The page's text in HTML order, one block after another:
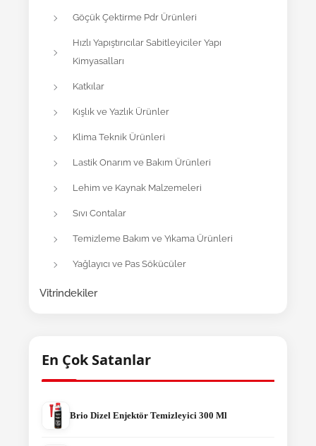
Göçük Çektirme Pdr Ürünleri
Hızlı Yapıştırıcılar Sabitleyiciler Yapı
Kimyasalları
Katkılar
Kışlık ve Yazlık Ürünler
Klima Teknik Ürünleri
Lastik Onarım ve Bakım Ürünleri
Lehim ve Kaynak Malzemeleri
Sıvı Contalar
Temizleme Bakım ve Yıkama Ürünleri
Yağlayıcı ve Pas Sökücüler
Vitrindekiler
En Çok Satanlar
Brio Dizel Enjektör Temizleyici 300 Ml